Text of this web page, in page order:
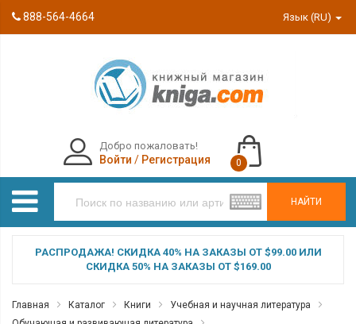
888-564-4664 Язык (RU)
НАЙТИ
Добро пожаловать!
Войти / Регистрация 0
РАСПРОДАЖА! СКИДКА 40% НА ЗАКАЗЫ ОТ $99.00 ИЛИ
СКИДКА 50% НА ЗАКАЗЫ ОТ $169.00
Главная Каталог Книги
Учебная и научная литература